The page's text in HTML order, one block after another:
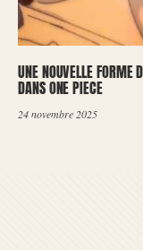
UNE NOUVELLE FORME
DANS ONE PIECE
24 novembre 2025